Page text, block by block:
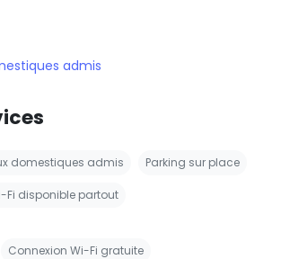
admis
domestiques admis Parking sur place
Fi disponible partout
Connexion Wi-Fi gratuite